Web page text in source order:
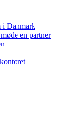
i Danmark
en partner